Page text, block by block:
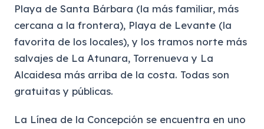
Playa de Santa Bárbara (la más familiar, más
cercana a la frontera), Playa de Levante (la
favorita de los locales), y los tramos norte más
salvajes de La Atunara, Torrenueva y La
Alcaidesa más arriba de la costa. Todas son
gratuitas y públicas.
La Línea de la Concepción se encuentra en uno